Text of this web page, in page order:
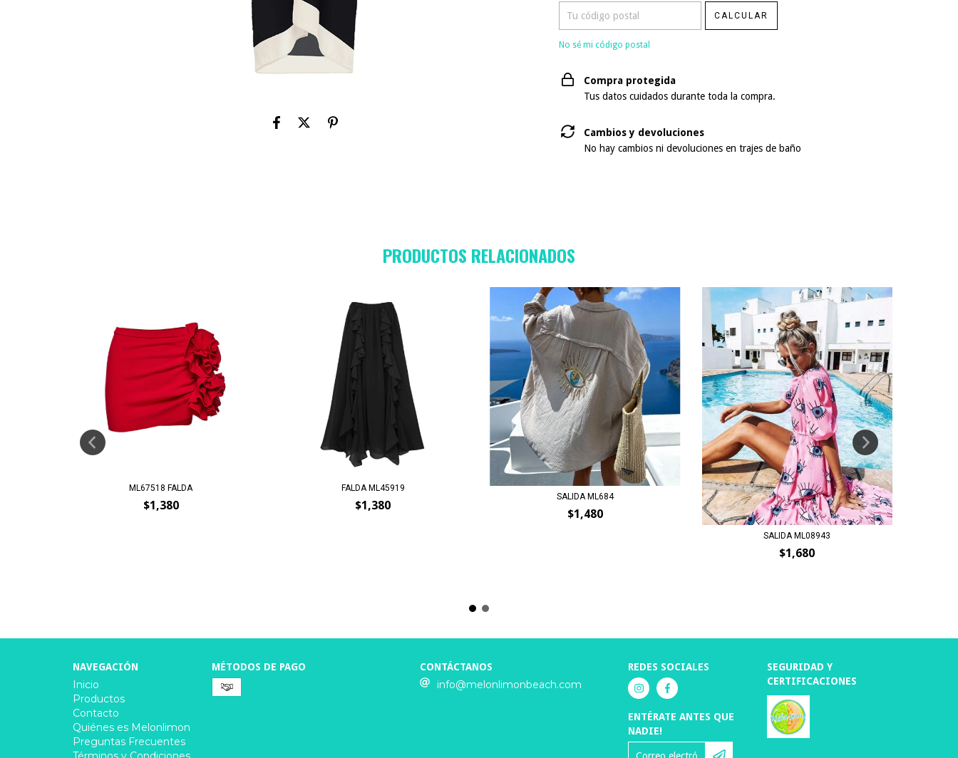
CALCULAR
No sé mi código postal
Compra protegida
Tus datos cuidados durante toda la compra.
Cambios y devoluciones
No hay cambios ni devoluciones en trajes de baño
PRODUCTOS RELACIONADOS
ML67518 FALDA
$1,380
FALDA ML45919
$1,380
SALIDA ML684
$1,480
SALIDA ML08943
$1,680
NAVEGACIÓN
Inicio
Productos
Contacto
Quiénes es Melonlimon
Preguntas Frecuentes
MÉTODOS DE PAGO CONTÁCTANOS
info@melonlimonbeach.com
REDES SOCIALES
ENTÉRATE ANTES QUE
NADIE!
SEGURIDAD Y
CERTIFICACIONES